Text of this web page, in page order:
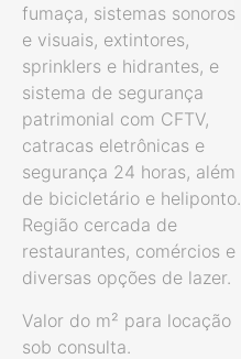
fumaça, sistemas sonoros
e visuais, extintores,
sprinklers e hidrantes, e
sistema de segurança
patrimonial com CFTV,
catracas eletrônicas e
segurança 24 horas, além
de bicicletário e heliponto.
Região cercada de
restaurantes, comércios e
diversas opções de lazer.
Valor do m² para locação
sob consulta.